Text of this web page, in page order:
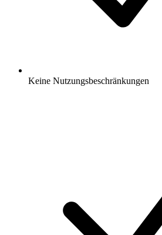
Keine Nutzungsbeschränkungen